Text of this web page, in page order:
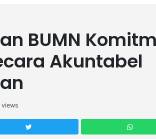
BUMN
Akuntabel
views